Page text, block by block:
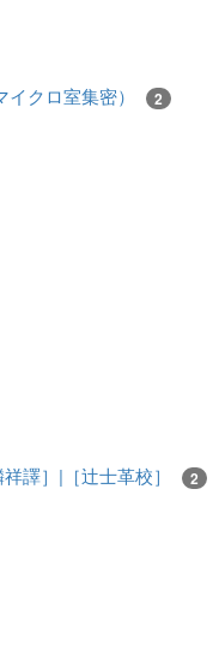
クロ室集密） 2
譯］|［辻士革校］ 2